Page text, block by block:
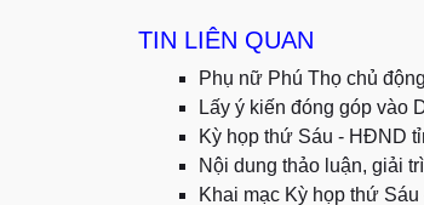
TIN LIÊN QUAN
Phụ nữ Phú Thọ chủ
Lấy ý kiến đóng góp vào
Kỳ họp thứ Sáu - HĐND
Nội dung thảo luận, giải
Khai mạc Kỳ họp thứ